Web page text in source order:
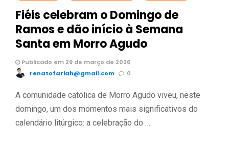
Fiéis celebram o Domingo de
Ramos e dão início à Semana
Santa em Morro Agudo
Publicado em 29 de março de 2026
renatofariah@gmail.com
0
A comunidade católica de Morro Agudo viveu, neste
domingo, um dos momentos mais significativos do
calendário litúrgico: a celebração do …